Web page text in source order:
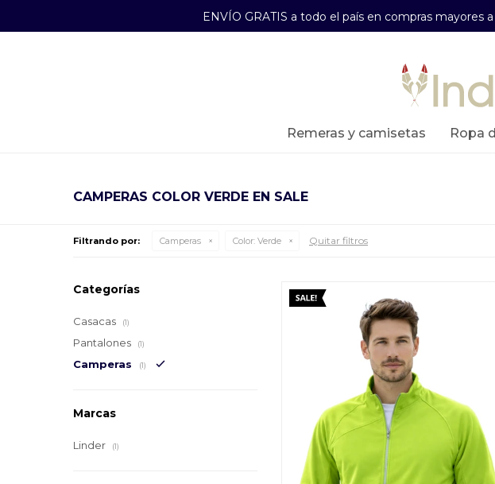
ENVÍO GRATIS a todo el país en compras mayores
remeras y camisetas ropa
CAMPERAS COLOR VERDE EN SALE
Filtrando por: Camperas Color: Verde Quitar filtros
Categorías
Casacas (1)
Pantalones (1)
Camperas (1)
Marcas
Linder (1)